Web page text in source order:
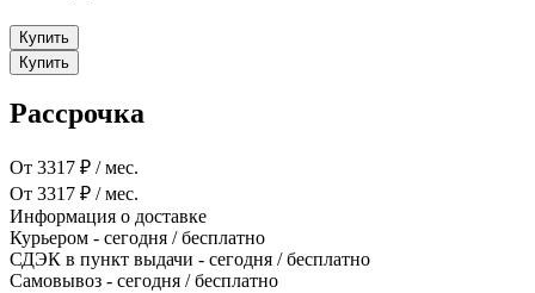
Купить
Купить
Рассрочка
От 3317 ₽ / мес.
От 3317 ₽ / мес.
Информация о доставке
Курьером - сегодня / бесплатно
СДЭК в пункт выдачи - сегодня / бесплатно
Самовывоз - сегодня / бесплатно